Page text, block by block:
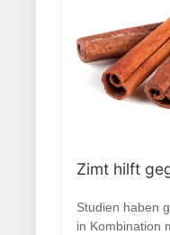
Zimt hilft
Studien haben
in Kombination